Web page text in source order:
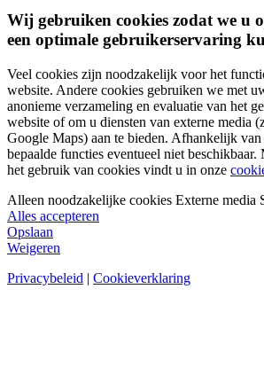
Wij gebruiken cookies zodat we u
een optimale gebruikerservaring
Veel cookies zijn noodzakelijk voor het
website. Andere cookies gebruiken we met
anonieme verzameling en evaluatie van het
website of om u diensten van externe media
Google Maps) aan te bieden. Afhankelijk
bepaalde functies eventueel niet
het gebruik van cookies vindt u in onze
Alleen noodzakelijke cookies Externe media
Alles accepteren
Opslaan
Weigeren
Privacybeleid | Cookieverklaring